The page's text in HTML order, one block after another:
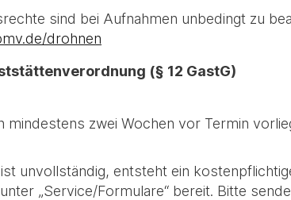
sind bei Aufnahmen unbedingt zu
drohnen
(§ 12 GastG)
mindestens zwei Wochen vor Termin
unvollständig, entsteht ein
„Service/Formulare“ bereit. Bitte